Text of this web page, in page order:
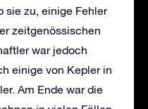
sie zu, einige Fehler
zeitgenössischen
war jedoch
einige von Kepler in
Am Ende war die